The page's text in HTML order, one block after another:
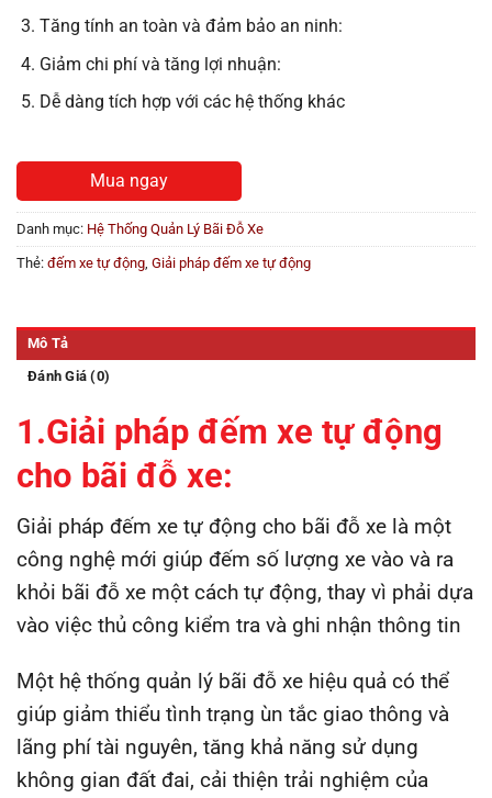
Tăng tính an toàn và đảm bảo an ninh:
Giảm chi phí và tăng lợi nhuận:
Dễ dàng tích hợp với các hệ thống khác
Mua ngay
Danh mục: Hệ Thống Quản Lý Bãi Đỗ Xe
Thẻ: đếm xe tự động Giải pháp đếm xe tự động
Mô Tả
Đánh Giá (0)
1.Giải pháp đếm xe tự động
cho bãi đỗ xe:
Giải pháp đếm xe tự động cho bãi đỗ xe là một
công nghệ mới giúp đếm số lượng xe vào và ra
khỏi bãi đỗ xe một cách tự động, thay vì phải dựa
vào việc thủ công kiểm tra và ghi nhận thông tin
Một hệ thống quản lý bãi đỗ xe hiệu quả có thể
giúp giảm thiểu tình trạng ùn tắc giao thông và
lãng phí tài nguyên, tăng khả năng sử dụng
không gian đất đai, cải thiện trải nghiệm của